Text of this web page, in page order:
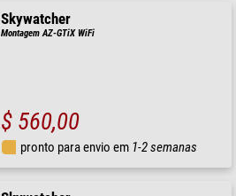
Skywatcher
Montagem AZ-GTiX WiFi
$ 560,00
pronto para envio em 1-2 semanas